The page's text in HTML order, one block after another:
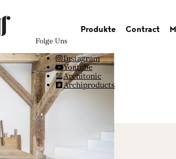
Produkte Contract
Folge Uns
Instagram
Youtube
Architonic
Archiproducts